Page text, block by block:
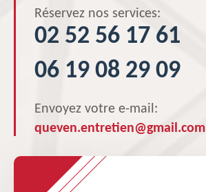
Réservez nos services:
02 52 56 17 61
06 19 08 29 09
Envoyez votre e-mail:
queven.entretien@gmail.com